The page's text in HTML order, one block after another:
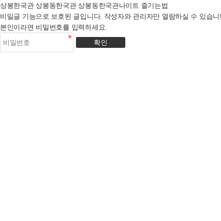
상봉한국관 상봉동한국관 상봉동한국관나이트 즐기는법
비밀글 기능으로 보호된 글입니다. 작성자와 관리자만 열람하실 수 있습니
본인이라면 비밀번호를 입력하세요.